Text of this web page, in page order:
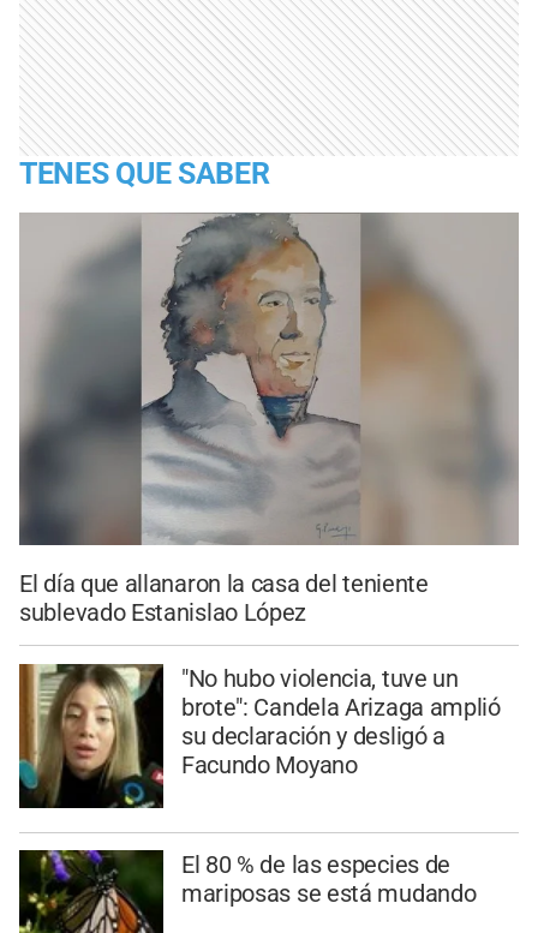
TENES QUE SABER
El día que allanaron la casa del teniente
sublevado Estanislao López
"No hubo violencia, tuve un
brote": Candela Arizaga amplió
su declaración y desligó a
Facundo Moyano
El 80 % de las especies de
mariposas se está mudando